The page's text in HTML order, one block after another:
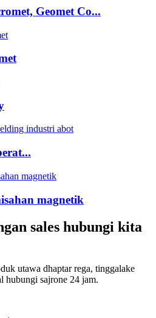
Geomet Co...
magnetik
sales hubungi kita
utawa dhaptar rega, tinggalake
hubungi sajrone 24 jam.